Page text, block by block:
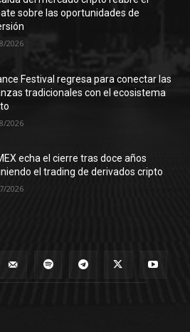
sobre las oportunidades de
2026
Festival regresa para conectar las
tradicionales con el ecosistema
2026
echa el cierre tras doce años
el trading de derivados cripto
2026